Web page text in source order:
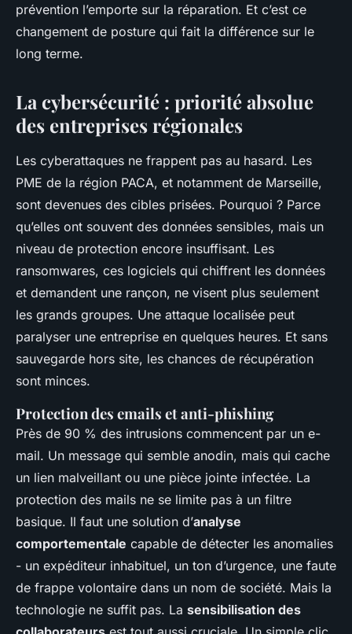
prévention l’emporte sur la réparation. Et c’est ce
changement de posture qui fait la différence sur le
long terme.
La cybersécurité : priorité absolue
des entreprises régionales
Les cyberattaques ne frappent pas au hasard. Les
PME de la région PACA, et notamment de Marseille,
sont devenues des cibles prisées. Pourquoi ? Parce
qu’elles ont souvent des données sensibles, mais un
niveau de protection encore insuffisant. Les
ransomwares, ces logiciels qui chiffrent les données
et demandent une rançon, ne visent plus seulement
les grands groupes. Une attaque localisée peut
paralyser une entreprise en quelques heures. Et sans
sauvegarde hors site, les chances de récupération
sont minces.
Protection des emails et anti-phishing
Près de 90 % des intrusions commencent par un e-
mail. Un message qui semble anodin, mais qui cache
un lien malveillant ou une pièce jointe infectée. La
protection des mails ne se limite pas à un filtre
basique. Il faut une solution d’analyse
comportementale capable de détecter les anomalies
- un expéditeur inhabituel, un ton d’urgence, une faute
de frappe volontaire dans un nom de société. Mais la
technologie ne suffit pas. La sensibilisation des